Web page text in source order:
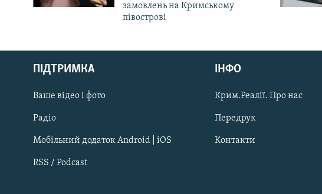
Русский
Qırımtatar
ДОЛУЧАЙСЯ!
замовлень на Кримському
півострові
ПІДТРИМКА
Ваше відео і фото
Радіо
Мобільний додаток Android | iOS
RSS / Podcast
ІНФО
Крим.Реалії. Про нас
Передрук
Контакти